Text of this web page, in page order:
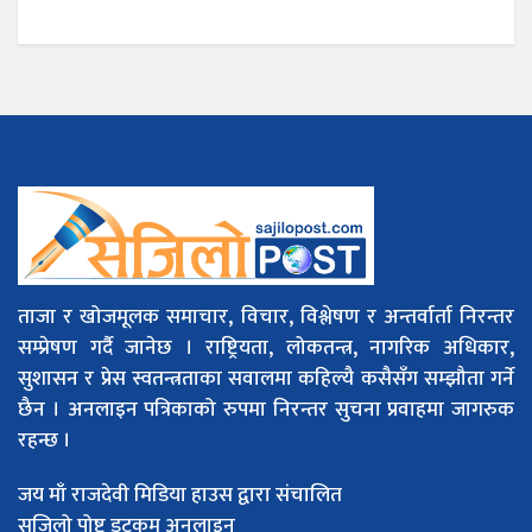
ताजा र खोजमूलक समाचार, विचार, विश्लेषण र अन्तर्वार्ता निरन्तर
सम्प्रेषण गर्दै जानेछ । राष्ट्रियता, लोकतन्त्र, नागरिक अधिकार,
सुशासन र प्रेस स्वतन्त्रताका सवालमा कहिल्यै कसैसँग सम्झौता गर्ने
छैन । अनलाइन पत्रिकाको रुपमा निरन्तर सुचना प्रवाहमा जागरुक
रहन्छ ।
जय माँ राजदेवी मिडिया हाउस द्वारा संचालित